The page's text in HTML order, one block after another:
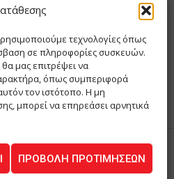
τεχνολογίες όπως
σε πληροφορίες συσκευών.
μας επιτρέψει να
όπως συμπεριφορά
τον ιστότοπο. Η μη
μπορεί να επηρεάσει αρνητικά
ΠΡΟΒΟΛΉ ΠΡΟΤΙΜΉΣΕΩΝ